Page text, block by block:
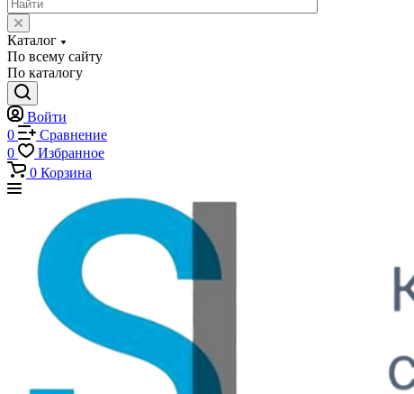
Каталог
По всему сайту
По каталогу
Войти
0
Сравнение
0
Избранное
0 Корзина